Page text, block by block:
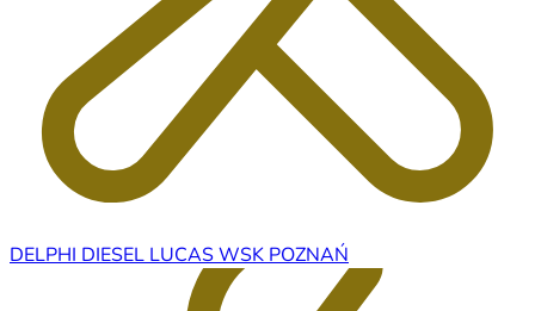
DELPHI DIESEL LUCAS WSK POZNAŃ